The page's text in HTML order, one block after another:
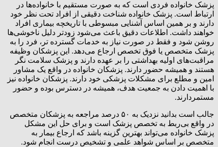
پزشک خانواده فردی است که به صورت مستقیم با خانواده‌ها در
ارتباط است. پزشک خانواده شناخت دقیقی از افراد تحت نظر خود
دارند و بر همین اساس آشنایی مبسوطی با تاریخچه بیماری افراد
خواهند داشت. اطلاعات دقیق باعث می‌شود زودتر دلیل ناخوشی‌ها
روشن شود و فقط در صورت نیاز به خدمات گسترده تر، فرد را به
پزشک متخصص یا فوق تخصص ارجاع می‌دهد. این پزشکان وظیفه
مراقبت‌های اولیه بهداشتی را بر عهده دارند و پزشک سلامت نگر
هستند و همیشه حضور دارند. پزشکان خانواده در واقع یک مشاور
امین و مطلع برای مشکلات پزشکی خود دارند. پزشکان خانواده نیز
با اهمیت دادن به جمعیت هدف، همیشه در دسترس بوده و حضور
مستمردارند.
جالب است بدانید نزدیک به ۵۰ درصد مراجعه به پزشکان متخصص
در واقع بی‌ربط به تخصص پزشک است و برای حل این مشکل
پزشک خانواده می‌تواند بهترین گزینه باشد که ارجاع بیمار به
متخصص بر اساس شواهد علمی و تشخیص درست انجام شود.